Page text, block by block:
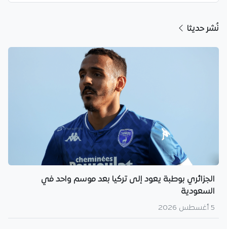
نُشر حديثا
الجزائري بوطبة يعود إلى تركيا بعد موسم واحد في
السعودية
5 أغسطس 2026